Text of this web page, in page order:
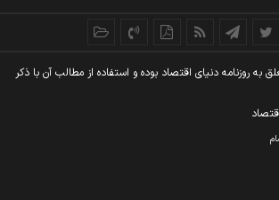
روزنامه دنيای اقتصاد بوده و استفاده از مطالب آن با ذکر